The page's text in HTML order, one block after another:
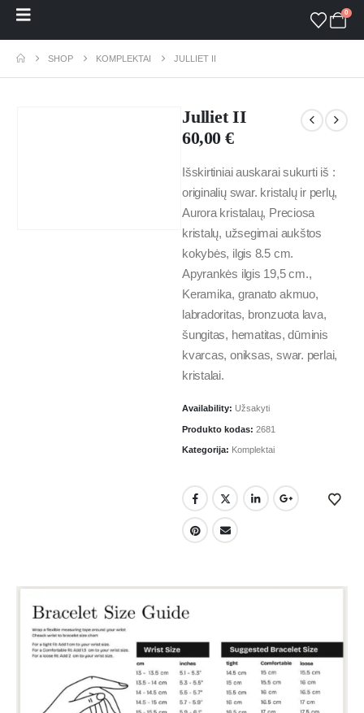
0
SHOP KOMPLEKTAI JULLIET II
Julliet II
60,00€
Išskirtiniai auskarai sukurti iš :
originalių swar. kristalų ir perlų,
Aurora kristalaų, Preciosa
kristalų, užsegimai aukštos
kokybės, ilgis 8.5 cm.
Apyrankės ilgis 19,5 cm.,
Keramika, granato akmuo,
labradoritas, bronzuota lava,
šungitas, hematitas, dūminis
kvarcas, oniksas, swar. perlai,
kristalai.
Availability: Užsakyti
Produkto kodas: 2681
Kategorija: Komplektai